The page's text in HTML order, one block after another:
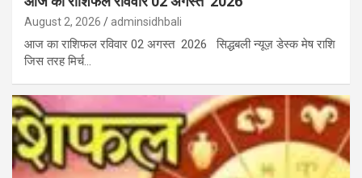
August 2, 2026 adminsidhbali
आज का राशिफल रविवार 02 अगस्त 2026 सिद्धबली न्यूज़ डेस्क मेष राशि
जिस तरह मिर्च…